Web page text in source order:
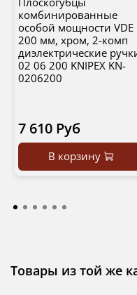
комбинированные
особой мощности VDE
200 мм, хром, 2-комп
диэлектрические
02 06 200 KNIPEX KN-
0206200
7 610 Руб
В корзину
Товары из той же